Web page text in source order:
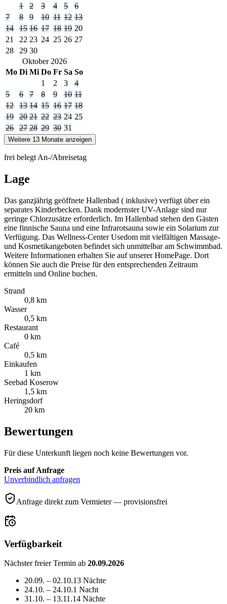
1
2 3 4 5
6
7
8 9 10 11 12 13
14
15 16 17 18 19 20
21
22 23 24 25 26 27
28
29 30
Oktober 2026
Mo Di Mi Do Fr Sa So
1
2 3
4
5
6 7 8 9 10 11
12
13 14 15 16 17 18
19
20 21 22 23 24 25
26
27 28 29 30 31
Weitere 13 Monate anzeigen
frei belegt An-/Abreisetag
Lage
Das ganzjährig geöffnete Hallenbad ( inklusive) verfügt über ein
separates Kinderbecken. Dank modernster UV-Anlage sind nur
geringe Chlorzusätze erforderlich. Im Hallenbad stehen den Gästen
eine finnische Sauna und eine Infrarotsauna sowie ein Solarium zur
Verfügung. Das Wellness-Center Usedom mit vielfältigen Massage-
und Kosmetikangeboten befindet sich unmittelbar am Schwimmbad.
Weitere Informationen erhalten Sie auf unserer HomePage. Dort
können Sie auch die Preise für den entsprechenden Zeitraum
ermitteln und Online buchen.
Strand
0,8 km
Wasser
0,5 km
Restaurant
0 km
Café
0,5 km
Einkaufen
1 km
Seebad Koserow
1,5 km
Heringsdorf
20 km
Bewertungen
Für diese Unterkunft liegen noch keine Bewertungen vor.
Preis auf Anfrage
Unverbindlich anfragen
Anfrage direkt zum Vermieter — provisionsfrei
Verfügbarkeit
Nächster freier Termin ab 20.09.2026
20.09. – 02.10.13 Nächte
24.10. – 24.10.1 Nacht
31.10. – 13.11.14 Nächte